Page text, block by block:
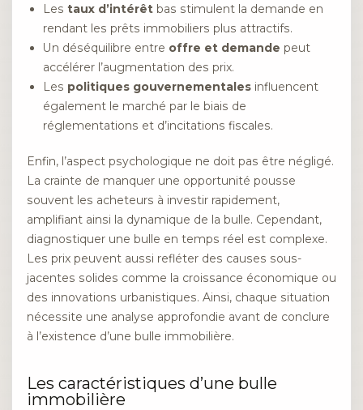
Les taux d’intérêt bas stimulent la demande en
rendant les prêts immobiliers plus attractifs.
Un déséquilibre entre offre et demande peut
accélérer l’augmentation des prix.
Les politiques gouvernementales influencent
également le marché par le biais de
réglementations et d’incitations fiscales.
Enfin, l’aspect psychologique ne doit pas être négligé.
La crainte de manquer une opportunité pousse
souvent les acheteurs à investir rapidement,
amplifiant ainsi la dynamique de la bulle. Cependant,
diagnostiquer une bulle en temps réel est complexe.
Les prix peuvent aussi refléter des causes sous-
jacentes solides comme la croissance économique ou
des innovations urbanistiques. Ainsi, chaque situation
nécessite une analyse approfondie avant de conclure
à l’existence d’une bulle immobilière.
Les caractéristiques d’une bulle
immobilière